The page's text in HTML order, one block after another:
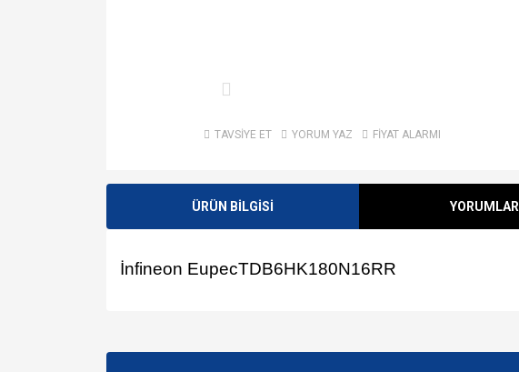
TAVSİYE ET YORUM YAZ FİYAT ALARMI
ÜRÜN BİLGİSİ YORUMLAR
İnfineon EupecTDB6HK180N16RR